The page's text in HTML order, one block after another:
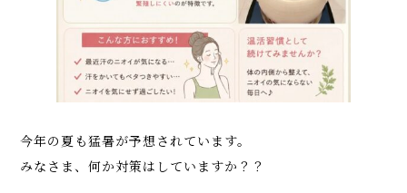
今年の夏も猛暑が予想されています。
みなさま、何か対策はしていますか？？